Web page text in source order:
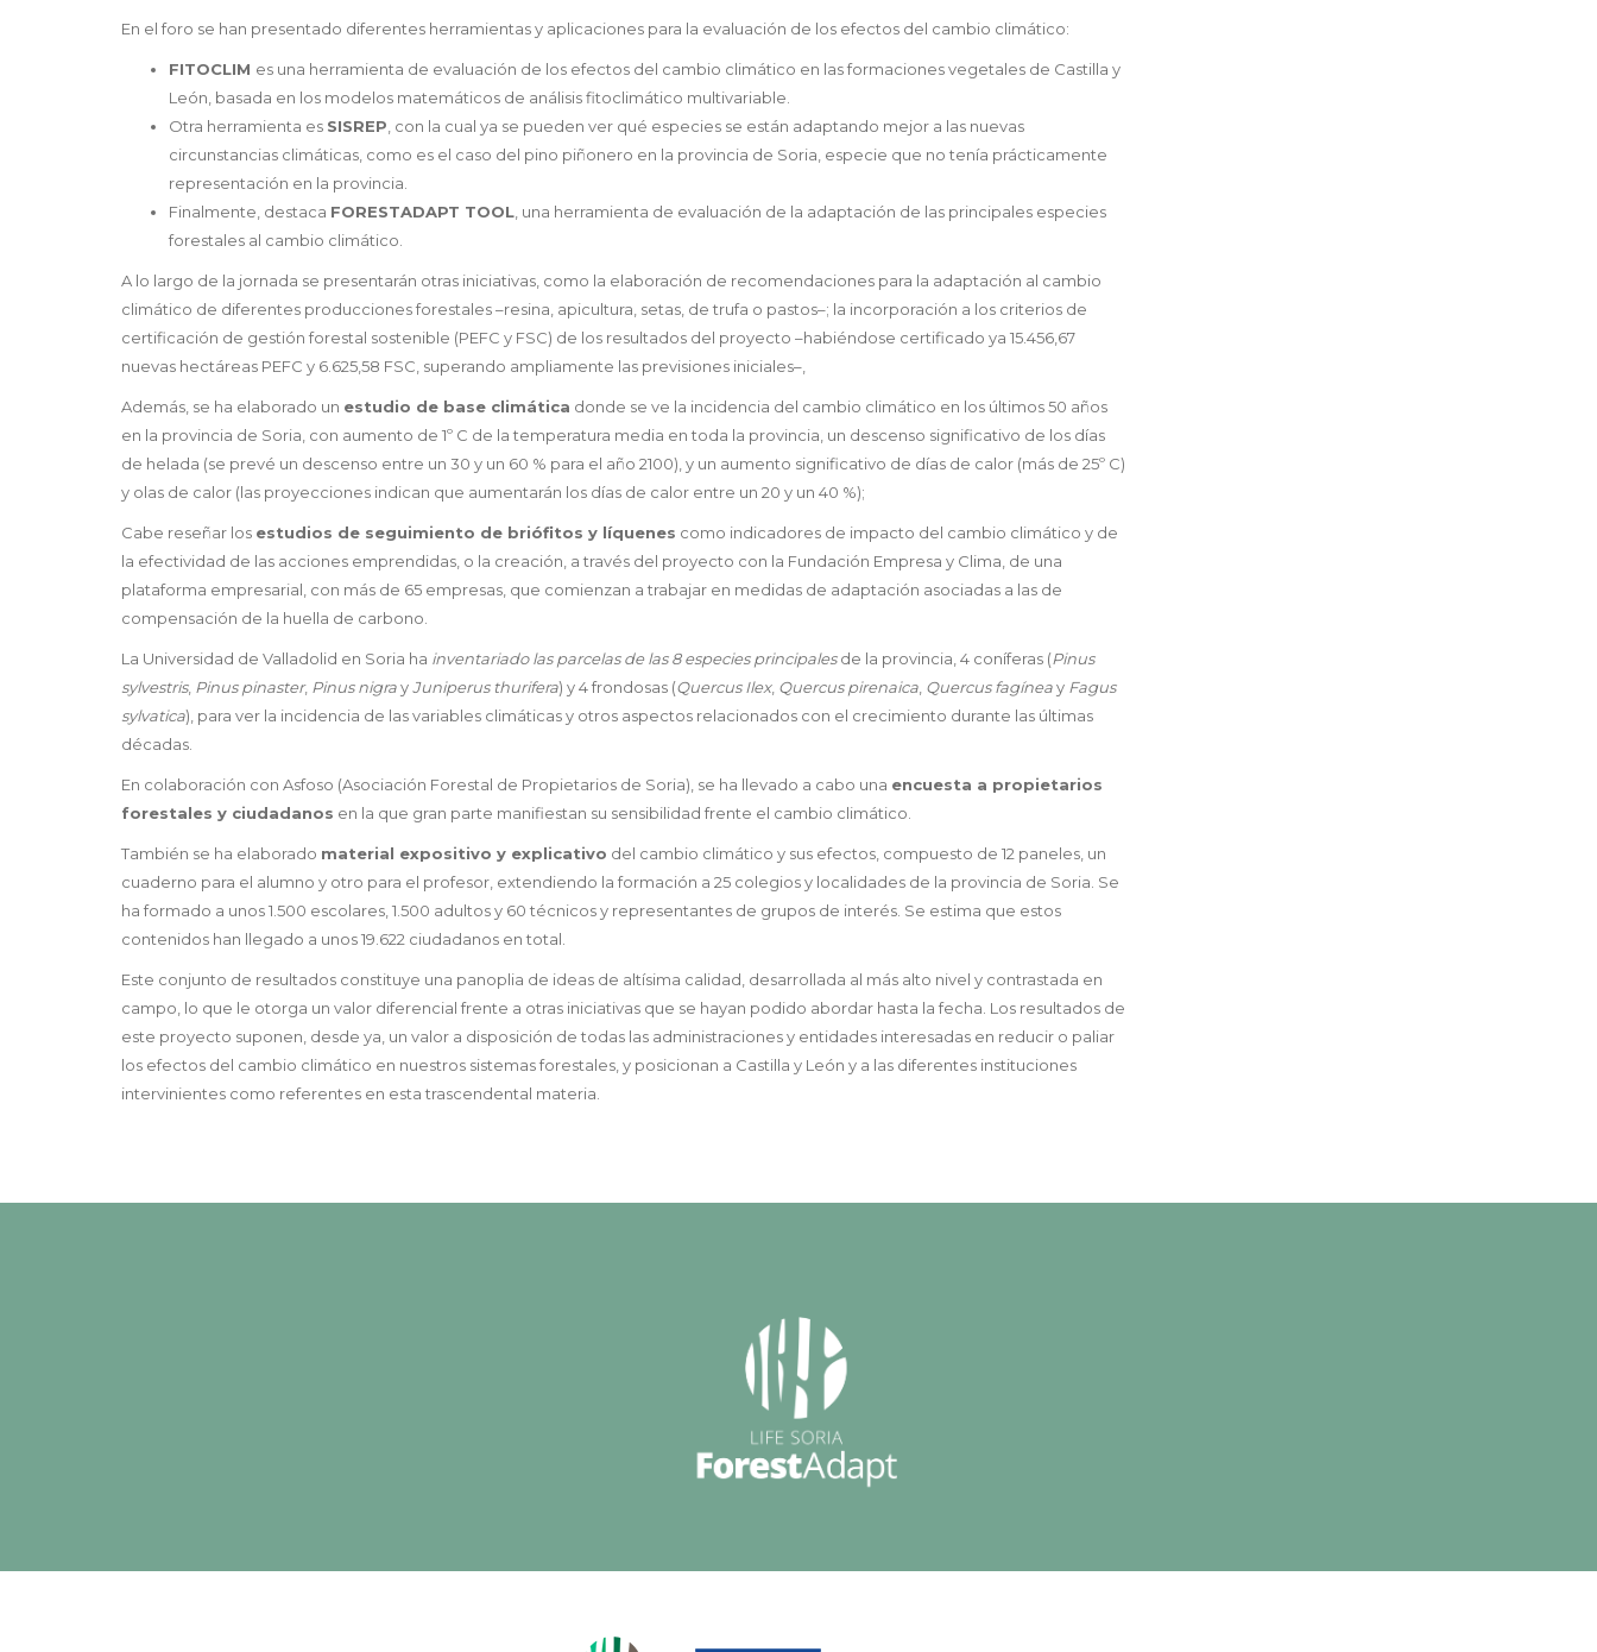
En el foro se han presentado diferentes herramientas y aplicaciones para la evaluación de los efectos del cambio climático:
FITOCLIM es una herramienta de evaluación de los efectos del cambio climático en las formaciones vegetales de Castilla y
León, basada en los modelos matemáticos de análisis fitoclimático multivariable.
Otra herramienta es SISREP , con la cual ya se pueden ver qué especies se están adaptando mejor a las nuevas
circunstancias climáticas, como es el caso del pino piñonero en la provincia de Soria, especie que no tenía prácticamente
representación en la provincia.
Finalmente, destaca FORESTADAPT TOOL , una herramienta de evaluación de la adaptación de las principales especies
forestales al cambio climático.
A lo largo de la jornada se presentarán otras iniciativas, como la elaboración de recomendaciones para la adaptación al cambio
climático de diferentes producciones forestales –resina, apicultura, setas, de trufa o pastos–; la incorporación a los criterios de
certificación de gestión forestal sostenible (PEFC y FSC) de los resultados del proyecto –habiéndose certificado ya 15.456,67
nuevas hectáreas PEFC y 6.625,58 FSC, superando ampliamente las previsiones iniciales–,
Además, se ha elaborado un estudio de base climática donde se ve la incidencia del cambio climático en los últimos 50 años
en la provincia de Soria, con aumento de 1º C de la temperatura media en toda la provincia, un descenso significativo de los días
de helada (se prevé un descenso entre un 30 y un 60 % para el año 2100), y un aumento significativo de días de calor (más de 25º C)
y olas de calor (las proyecciones indican que aumentarán los días de calor entre un 20 y un 40 %);
Cabe reseñar los estudios de seguimiento de briófitos y líquenes como indicadores de impacto del cambio climático y de
la efectividad de las acciones emprendidas, o la creación, a través del proyecto con la Fundación Empresa y Clima, de una
plataforma empresarial, con más de 65 empresas, que comienzan a trabajar en medidas de adaptación asociadas a las de
compensación de la huella de carbono.
La Universidad de Valladolid en Soria ha inventariado las parcelas de las 8 especies principalesde la provincia, 4 coníferas (Pinus
sylvestris, Pinus pinaster, Pinus nigrayJuniperus thurifera) y 4 frondosas (Quercus Ilex, Quercus pirenaica Quercus fagíneay Fagus
sylvatica), para ver la incidencia de las variables climáticas y otros aspectos relacionados con el crecimiento durante las últimas
décadas.
En colaboración con Asfoso (Asociación Forestal de Propietarios de Soria), se ha llevado a cabo una encuesta a propietarios
forestales y ciudadanos en la que gran parte manifiestan su sensibilidad frente el cambio climático.
También se ha elaborado material expositivo y explicativo del cambio climático y sus efectos, compuesto de 12 paneles, un
cuaderno para el alumno y otro para el profesor, extendiendo la formación a 25 colegios y localidades de la provincia de Soria. Se
ha formado a unos 1.500 escolares, 1.500 adultos y 60 técnicos y representantes de grupos de interés. Se estima que estos
contenidos han llegado a unos 19.622 ciudadanos en total.
Este conjunto de resultados constituye una panoplia de ideas de altísima calidad, desarrollada al más alto nivel y contrastada en
campo, lo que le otorga un valor diferencial frente a otras iniciativas que se hayan podido abordar hasta la fecha. Los resultados de
este proyecto suponen, desde ya, un valor a disposición de todas las administraciones y entidades interesadas en reducir o paliar
los efectos del cambio climático en nuestros sistemas forestales, y posicionan a Castilla y León y a las diferentes instituciones
intervinientes como referentes en esta trascendental materia.